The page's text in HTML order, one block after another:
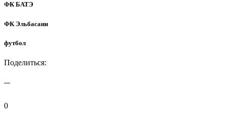
ФК БАТЭ
ФК Эльбасани
футбол
Поделиться:
0